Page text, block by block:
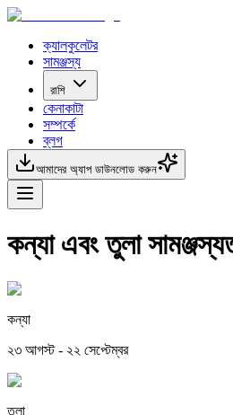
ক্যালকুলেটর
সামঞ্জস্য
রাশি
কেনাকাটা
সম্পর্কে
ব্লগ
আমাদের অ্যাপ ডাউনলোড করুন
কন্যা এবং তুলা
কন্যা
২৩ আগস্ট - ২২ সেপ্টেম্বর
তুলা